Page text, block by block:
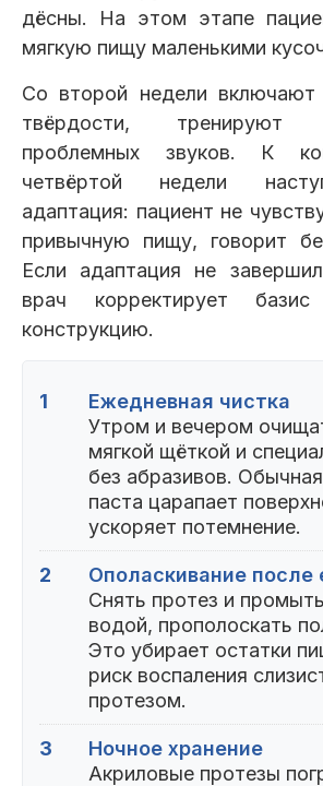
дёсны. На этом этапе
мягкую пищу маленькими
Со второй недели
твёрдости, тренируют
проблемных звуков. К
четвёртой недели
адаптация: пациент не
привычную пищу, говорит
Если адаптация не
врач корректирует
конструкцию.
1
Ежедневная чистка
Утром и вечером
мягкой щёткой и
без абразивов.
паста царапает
ускоряет потемнение.
2
Ополаскивание после
Снять протез и
водой, прополоскать
Это убирает остатки
риск воспаления
протезом.
3
Ночное хранение
Акриловые протезы